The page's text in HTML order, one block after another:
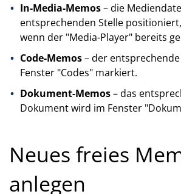
In-Media-Memos– die
entsprechenden Stelle
wenn der "Media-Player" bereits
Code-Memos– der
Fenster "Codes" markiert.
Dokument-Memos– das
Dokument wird im Fenster
Neues freies
anlegen